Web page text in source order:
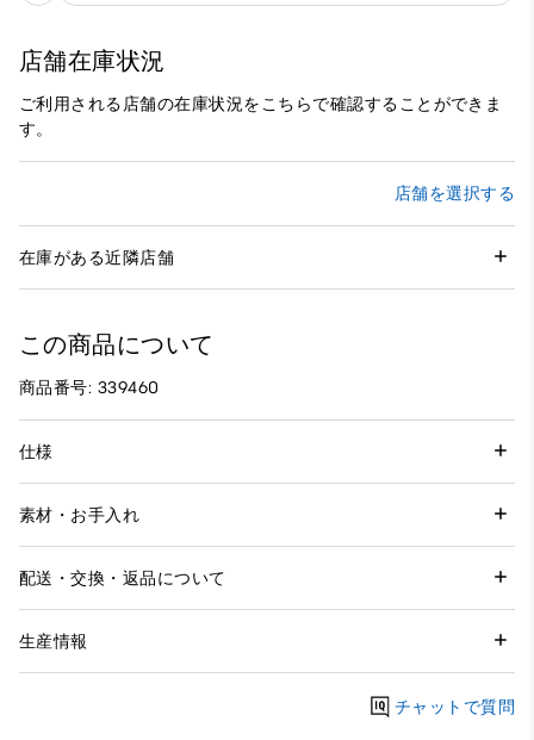
店舗在庫状況
ご利用される店舗の在庫状況をこちらで確認することができま
す。
店舗を選択する
在庫がある近隣店舗
この商品について
商品番号: 339460
仕様
素材・お手入れ
配送・交換・返品について
生産情報
チャットで質問